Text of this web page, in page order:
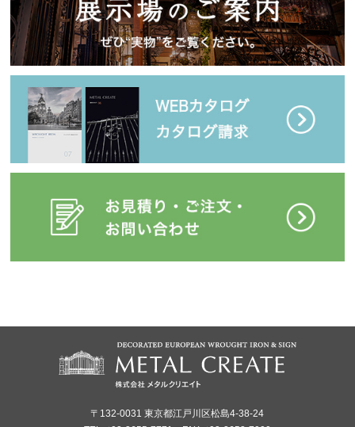
〒132-0031 東京都江戸川区松島4-38-24